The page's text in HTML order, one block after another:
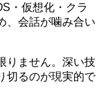
・仮想化・クラ
、会話が噛み合い
りません。深い技
切るのが現実的で